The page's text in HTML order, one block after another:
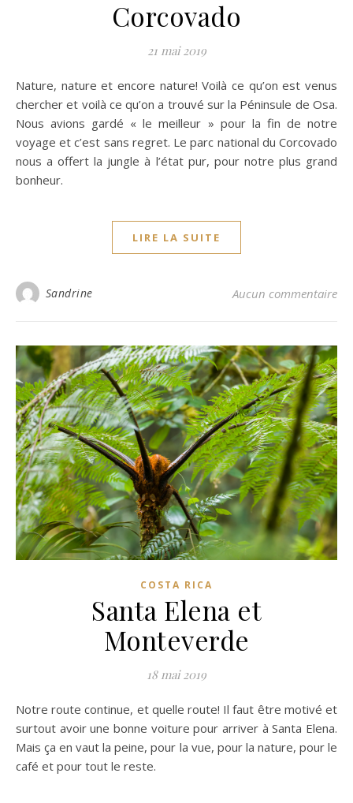
Corcovado
21 mai 2019
Nature, nature et encore nature! Voilà ce qu’on est venus
chercher et voilà ce qu’on a trouvé sur la Péninsule de Osa.
Nous avions gardé « le meilleur » pour la fin de notre
voyage et c’est sans regret. Le parc national du Corcovado
nous a offert la jungle à l’état pur, pour notre plus grand
bonheur.
LIRE LA SUITE
Sandrine Aucun commentaire
COSTA RICA
Santa Elena et
Monteverde
18 mai 2019
Notre route continue, et quelle route! Il faut être motivé et
surtout avoir une bonne voiture pour arriver à Santa Elena.
Mais ça en vaut la peine, pour la vue, pour la nature, pour le
café et pour tout le reste.